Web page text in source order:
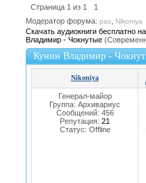
Страница 1 из 1
1
Модератор форума: pas Nikoniya
Скачать аудиокниги бесплатно
Владимир - Чокнутые
Кунин Владимир -
Nikoniya
Генерал-майор
Группа: Архивариус
Сообщений: 456
Репутация: 21
Статус: Offline